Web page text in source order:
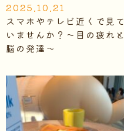
2025.10.21
スマホやテレビ近くで見て
いませんか？～目の疲れと
脳の発達～